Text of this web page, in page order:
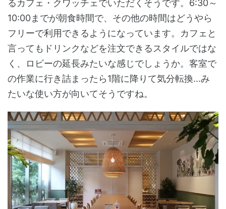
るカフェ・クワッチェでいただくそうです。6:30～
10:00までが朝食時間で、その他の時間はどうやら
フリーで利用できるようになっています。カフェと
言ってもドリンクなどを注文できるスタイルではな
く、ロビーの延長みたいな感じでしょうか。客室で
の作業に行き詰まったら1階に降りて気分転換...み
たいな使い方が向いてそうですね。